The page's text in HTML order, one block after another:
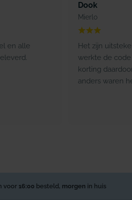
en alle
Dook
Mierlo
Het zijn
werkte de code
korting
anders waren
voor 16:00 besteld, morgen in huis